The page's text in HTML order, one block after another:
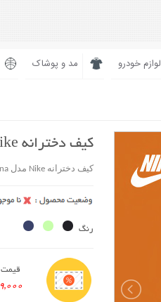
لوازم خودرو مد و پوشاک
کیف دخترانه Nike مدل Doriana
کیف دخترانه Nike مدل Doriana
رنگ
29,000